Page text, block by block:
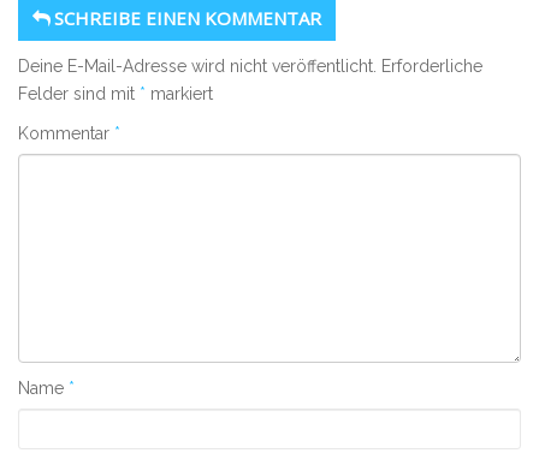
SCHREIBE EINEN KOMMENTAR
Deine E-Mail-Adresse wird nicht veröffentlicht. Erforderliche
Felder sind mit * markiert
Kommentar *
Name *